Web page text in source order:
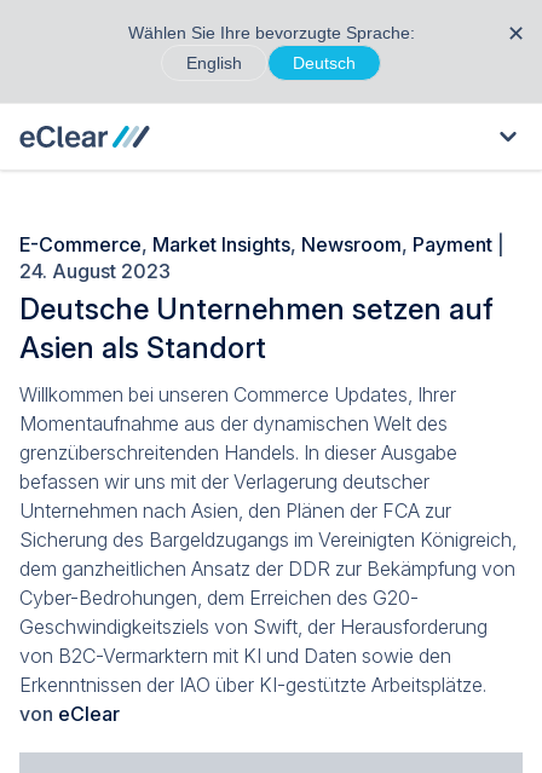
Wählen Sie Ihre bevorzugte Sprache:
English
Deutsch
✕
E-Commerce, Market Insights, Newsroom, Payment
24. August 2023
Deutsche Unternehmen setzen auf
Asien als Standort
Willkommen bei unseren Commerce Updates, Ihrer
Momentaufnahme aus der dynamischen Welt des
grenzüberschreitenden Handels. In dieser Ausgabe
befassen wir uns mit der Verlagerung deutscher
Unternehmen nach Asien, den Plänen der FCA zur
Sicherung des Bargeldzugangs im Vereinigten Königreich,
dem ganzheitlichen Ansatz der DDR zur Bekämpfung von
Cyber-Bedrohungen, dem Erreichen des G20-
Geschwindigkeitsziels von Swift, der Herausforderung
von B2C-Vermarktern mit KI und Daten sowie den
Erkenntnissen der IAO über KI-gestützte Arbeitsplätze.
von eClear